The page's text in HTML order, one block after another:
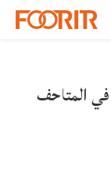
في المتاحف